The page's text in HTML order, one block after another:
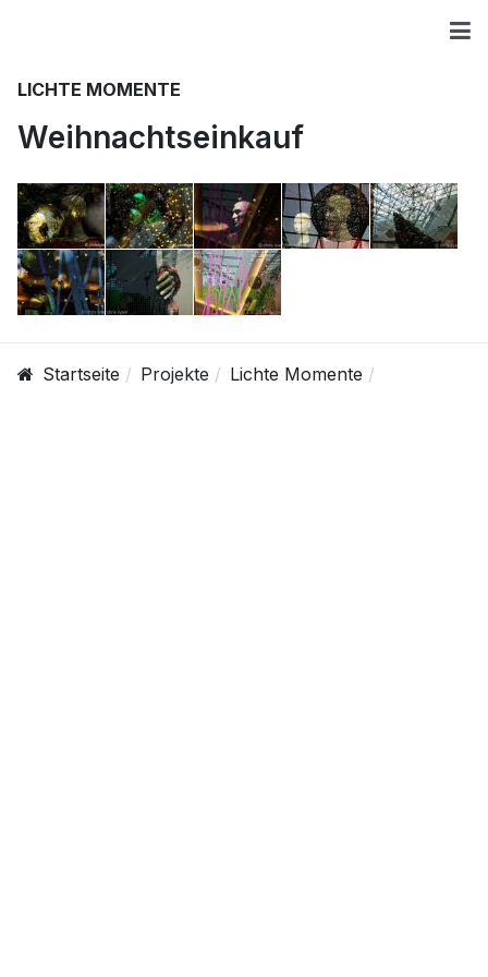
LICHTE MOMENTE
Weihnachtseinkauf
Startseite Projekte Lichte Momente